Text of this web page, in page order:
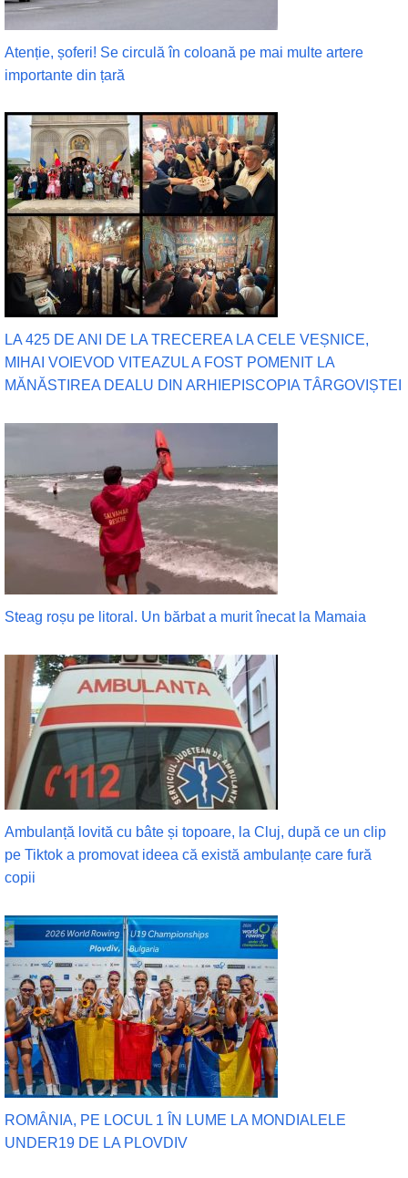
Atenție, șoferi! Se circulă în coloană pe mai multe artere
importante din țară
LA 425 DE ANI DE LA TRECEREA LA CELE VEȘNICE,
MIHAI VOIEVOD VITEAZUL A FOST POMENIT LA
MĂNĂSTIREA DEALU DIN ARHIEPISCOPIA TÂRGOVIȘTEI
Steag roșu pe litoral. Un bărbat a murit înecat la Mamaia
Ambulanță lovită cu bâte și topoare, la Cluj, după ce un clip
pe Tiktok a promovat ideea că există ambulanțe care fură
copii
ROMÂNIA, PE LOCUL 1 ÎN LUME LA MONDIALELE
UNDER19 DE LA PLOVDIV